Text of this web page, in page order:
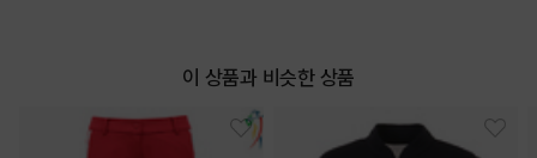
이 상품과 비슷한 상품